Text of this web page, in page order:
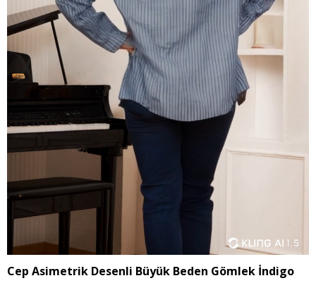
Cep Asimetrik Desenli Büyük Beden Gömlek İndigo